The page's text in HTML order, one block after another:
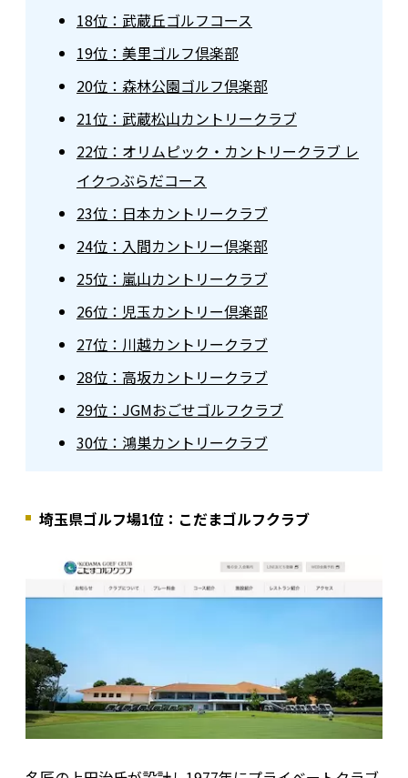
18位：武蔵丘ゴルフコース
19位：美里ゴルフ倶楽部
20位：森林公園ゴルフ倶楽部
21位：武蔵松山カントリークラブ
22位：オリムピック・カントリークラブ レ
イクつぶらだコース
23位：日本カントリークラブ
24位：入間カントリー倶楽部
25位：嵐山カントリークラブ
26位：児玉カントリー倶楽部
27位：川越カントリークラブ
28位：高坂カントリークラブ
29位：JGMおごせゴルフクラブ
30位：鴻巣カントリークラブ
埼玉県ゴルフ場1位：こだまゴルフクラブ